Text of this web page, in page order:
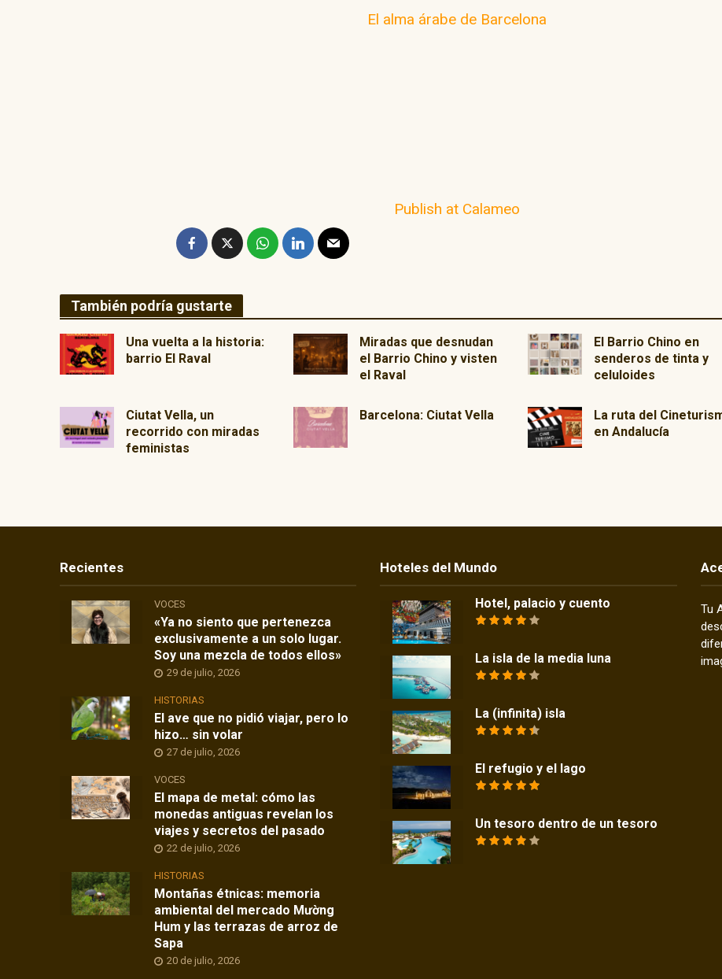
El alma árabe de Barcelona
Publish at Calameo
También podría gustarte
Una vuelta a la historia:
barrio El Raval
Miradas que desnudan
el Barrio Chino y visten
el Raval
El Barrio Chino en
senderos de tinta y
celuloides
Ciutat Vella, un
recorrido con miradas
feministas
Barcelona: Ciutat Vella
La ruta del
en Andalucía
Recientes
VOCES
«Ya no siento que pertenezca
exclusivamente a un solo lugar.
Soy una mezcla de todos ellos»
29 de julio, 2026
HISTORIAS
El ave que no pidió viajar, pero lo
hizo… sin volar
27 de julio, 2026
VOCES
El mapa de metal: cómo las
monedas antiguas revelan los
viajes y secretos del pasado
22 de julio, 2026
HISTORIAS
Montañas étnicas: memoria
ambiental del mercado Mường
Hum y las terrazas de arroz de
Sapa
20 de julio, 2026
Hoteles del Mundo
Hotel, palacio y cuento
La isla de la media luna
La (infinita) isla
El refugio y el lago
Un tesoro dentro de un tesoro
Tu